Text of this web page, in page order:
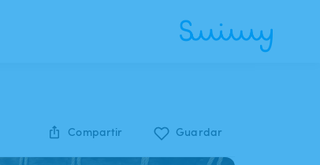
Compartir Guardar